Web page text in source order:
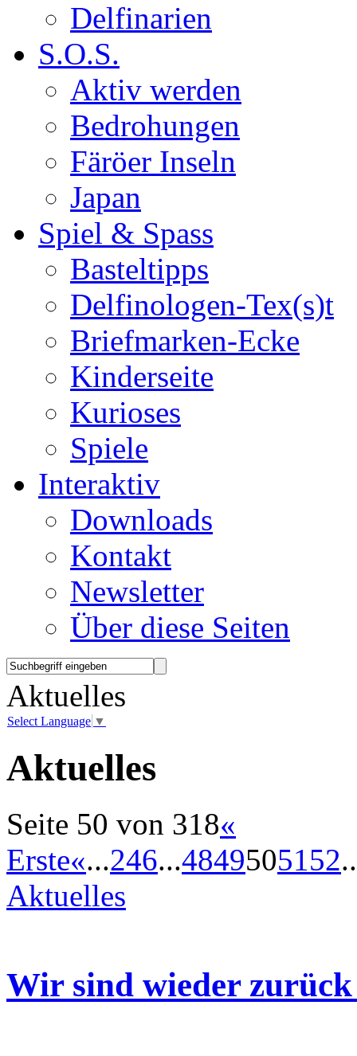
Delfinarien
S.O.S.
Aktiv werden
Bedrohungen
Färöer Inseln
Japan
Spiel & Spass
Basteltipps
Delfinologen-Tex(s)t
Briefmarken-Ecke
Kinderseite
Kurioses
Spiele
Interaktiv
Downloads
Kontakt
Newsletter
Über diese Seiten
Aktuelles
Select Language ▼
Aktuelles
Seite 50 von 318«
Erste«...246...4849505152
Aktuelles
Wir sind wieder